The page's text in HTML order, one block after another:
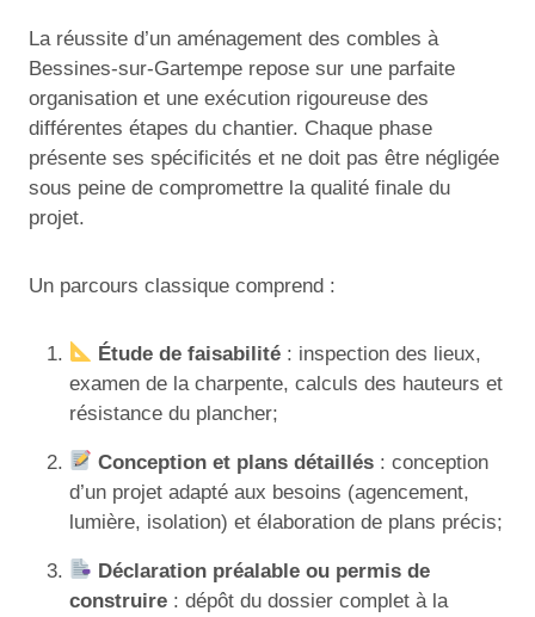
La réussite d’un aménagement des combles à
Bessines-sur-Gartempe repose sur une parfaite
organisation et une exécution rigoureuse des
différentes étapes du chantier. Chaque phase
présente ses spécificités et ne doit pas être négligée
sous peine de compromettre la qualité finale du
projet.
Un parcours classique comprend :
Étude de faisabilité : inspection des lieux,
examen de la charpente, calculs des hauteurs et
résistance du plancher;
Conception et plans détaillés : conception
d’un projet adapté aux besoins (agencement,
lumière, isolation) et élaboration de plans précis;
Déclaration préalable ou permis de
construire : dépôt du dossier complet à la